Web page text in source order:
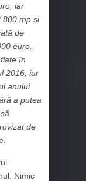
iar
mp și
de
euro.
în
2016, iar
anului
a putea
de
Nimic